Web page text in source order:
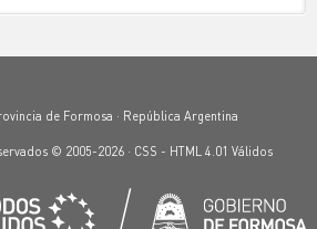
de Formosa · República Argentina
© 2005-2026 · CSS - HTML 4.01 Válidos